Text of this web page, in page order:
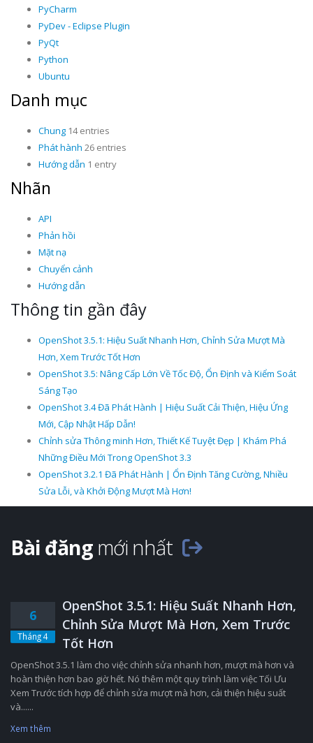
PyCharm
PyDev - Eclipse Plugin
PyQt
Python
Ubuntu
Danh mục
Chung 14 entries
Phát hành 26 entries
Hướng dẫn 1 entry
Nhãn
API
Phản hồi
Mặt nạ
Chuyển cảnh
Hướng dẫn
Thông tin gần đây
OpenShot 3.5.1: Hiệu Suất Nhanh Hơn, Chỉnh Sửa Mượt Mà
Hơn, Xem Trước Tốt Hơn
OpenShot 3.5: Nâng Cấp Lớn Về Tốc Độ, Ổn Định và Kiểm Soát
Sáng Tạo
OpenShot 3.4 Đã Phát Hành | Hiệu Suất Cải Thiện, Hiệu Ứng
Mới, Cập Nhật Hấp Dẫn!
Chỉnh sửa Thông minh Hơn, Thiết Kế Tuyệt Đẹp | Khám Phá
Những Điều Mới Trong OpenShot 3.3
OpenShot 3.2.1 Đã Phát Hành | Ổn Định Tăng Cường, Nhiều
Sửa Lỗi, và Khởi Động Mượt Mà Hơn!
Bài đăng mới nhất
6
Tháng 4
OpenShot 3.5.1: Hiệu Suất Nhanh Hơn,
Chỉnh Sửa Mượt Mà Hơn, Xem Trước
Tốt Hơn
OpenShot 3.5.1 làm cho việc chỉnh sửa nhanh hơn, mượt mà hơn và
hoàn thiện hơn bao giờ hết. Nó thêm một quy trình làm việc Tối Ưu
Xem Trước tích hợp để chỉnh sửa mượt mà hơn, cải thiện hiệu suất
và......
Xem thêm